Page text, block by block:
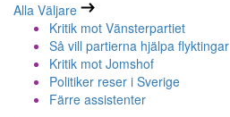
Alla Väljare
Kritik mot Vänsterpartiet
Så vill partierna hjälpa flyktingar
Kritik mot Jomshof
Politiker reser i Sverige
Färre assistenter